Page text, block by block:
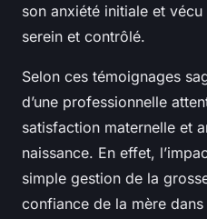
son anxiété initiale et
serein et contrôlé.
Selon ces témoignages
d’une professionnelle
satisfaction maternelle et
naissance. En effet,
simple gestion de la
confiance de la mère